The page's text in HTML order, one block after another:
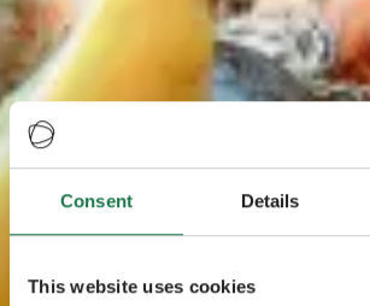
Consent Details
This website uses cookies